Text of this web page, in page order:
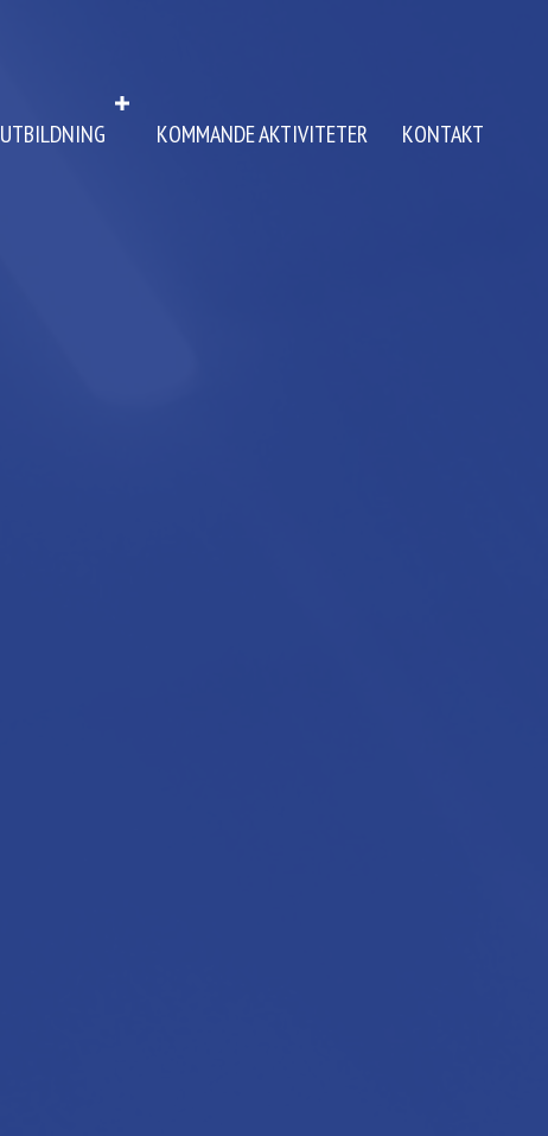
UTBILDNING KOMMANDE AKTIVITETER KONTAKT